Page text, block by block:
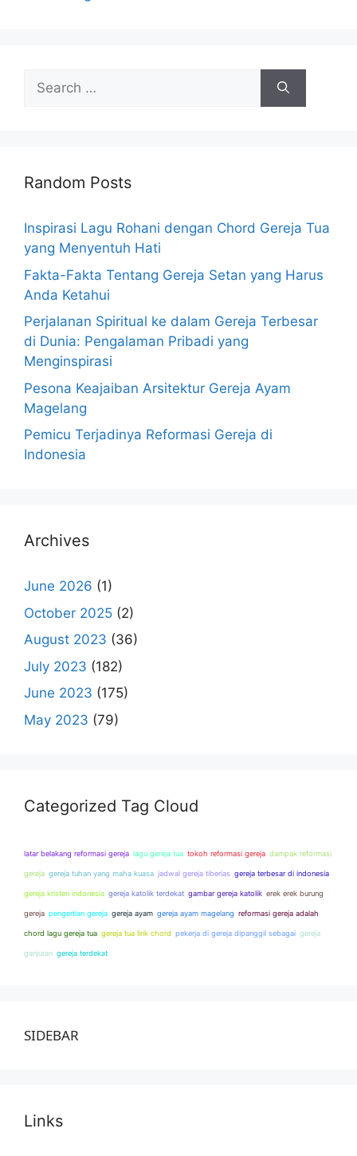
Search
for:
Random Posts
Inspirasi Lagu Rohani dengan Chord Gereja Tua
yang Menyentuh Hati
Fakta-Fakta Tentang Gereja Setan yang Harus
Anda Ketahui
Perjalanan Spiritual ke dalam Gereja Terbesar
di Dunia: Pengalaman Pribadi yang
Menginspirasi
Pesona Keajaiban Arsitektur Gereja Ayam
Magelang
Pemicu Terjadinya Reformasi Gereja di
Indonesia
Archives
June 2026 (1)
October 2025 (2)
August 2023 (36)
July 2023 (182)
June 2023 (175)
May 2023 (79)
Categorized Tag Cloud
latar belakang reformasi gereja lagu gereja tua tokoh reformasi gereja dampak reformasi
gereja gereja tuhan yang maha kuasa jadwal gereja tiberias gereja terbesar di indonesia
gereja kristen indonesia gereja katolik terdekat gambar gereja katolik erek erek burung
gereja pengertian gereja gereja ayam gereja ayam magelang reformasi gereja adalah
chord lagu gereja tua gereja tua lirik chord pekerja di gereja dipanggil sebagai gereja
ganjuran gereja terdekat
SIDEBAR
Links